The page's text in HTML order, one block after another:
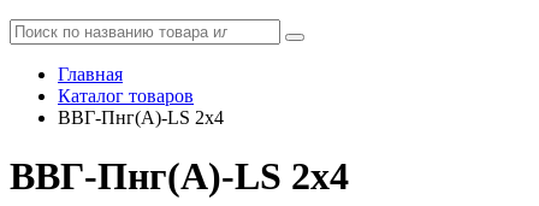
Главная
Каталог товаров
ВВГ-Пнг(А)-LS 2x4
ВВГ-Пнг(А)-LS 2x4